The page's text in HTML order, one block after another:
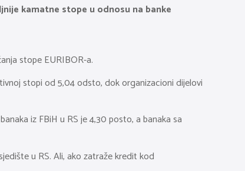
kamatne stope u odnosu na banke
stope EURIBOR-a.
stopi od 5,04 odsto, dok organizacioni dijelovi
iz FBiH u RS je 4,30 posto, a banaka sa
u RS. Ali, ako zatraže kredit kod